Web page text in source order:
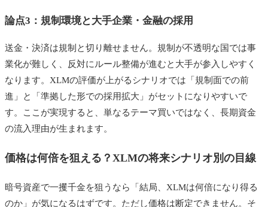
論点3：規制環境と大手企業・金融の採用
送金・決済は規制と切り離せません。規制が不透明な国では事
業化が難しく、反対にルール整備が進むと大手が参入しやすく
なります。XLMの評価が上がるシナリオでは「規制面での前
進」と「準拠した形での採用拡大」がセットになりやすいで
す。ここが実現すると、単なるテーマ買いではなく、長期資金
の流入理由が生まれます。
価格は何倍を狙える？XLMの将来シナリオ別の目線
暗号資産で一攫千金を狙うなら「結局、XLMは何倍になり得る
のか」が気になるはずです。ただし価格は断定できません。そ